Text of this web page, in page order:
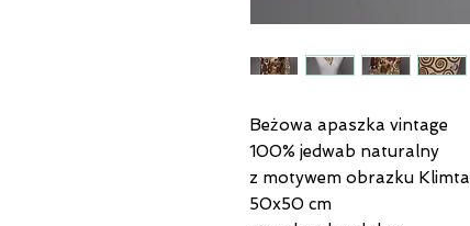
Beżowa apaszka vintage
100% jedwab naturalny
z motywem obrazku Klimta
50x50 cm